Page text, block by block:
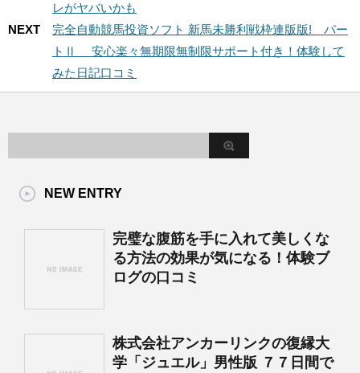
レがヤバいかも
NEXT
完全自動競馬投資ソフト 新馬未勝利戦枠連版版! パー
トⅡ 安心楽々無期限無制限サポート付き！体験して
みた日記口コミ
NEW ENTRY
完璧な腹筋を手に入れて美しくな
る方法の効果が気になる！体験ブ
ログの口コミ
株式会社アンカーリンクの復縁大
学「ジュエル」男性版 ７７日間で